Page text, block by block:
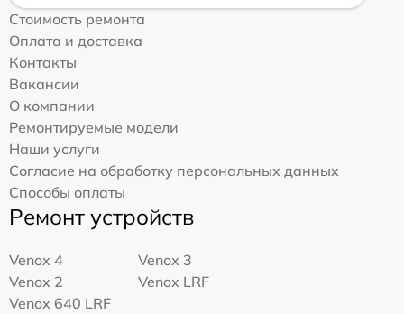
Стоимость ремонта
Оплата и доставка
Контакты
Вакансии
О компании
Ремонтируемые модели
Наши услуги
Согласие на обработку персональных данных
Способы оплаты
Ремонт устройств
Venox 4
Venox 3
Venox 2
Venox LRF
Venox 640 LRF